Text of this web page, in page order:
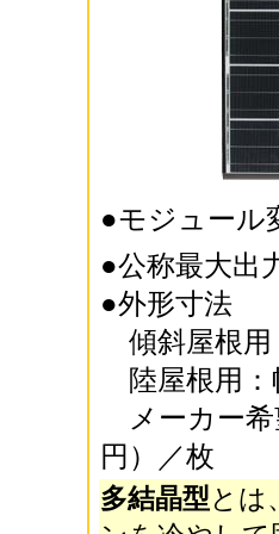
●モジュール
●公称最大出
●外形寸法
傾斜屋根用
陸屋根用：
メーカー
円）／枚
多結晶型とは